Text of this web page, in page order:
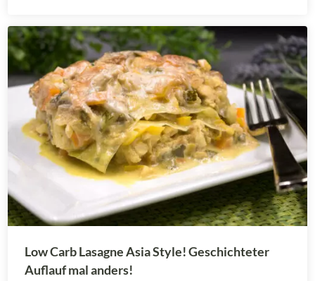
Low Carb Lasagne Asia Style! Geschichteter
Auflauf mal anders!